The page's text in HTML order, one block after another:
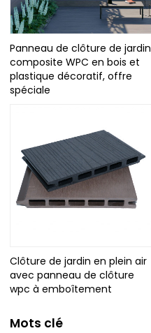
Panneau de clôture de jardin
composite WPC en bois et
plastique décoratif, offre
spéciale
Clôture de jardin en plein air
avec panneau de clôture
wpc à emboîtement
Mots clé